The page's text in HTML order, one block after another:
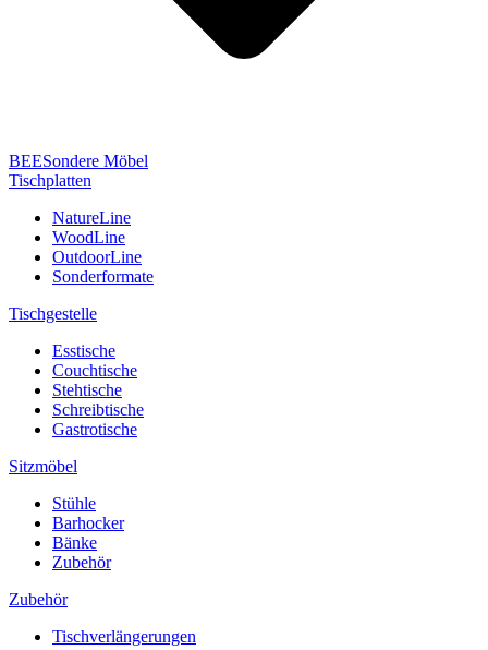
BEESondere Möbel
Tischplatten
NatureLine
WoodLine
OutdoorLine
Sonderformate
Tischgestelle
Esstische
Couchtische
Stehtische
Schreibtische
Gastrotische
Sitzmöbel
Stühle
Barhocker
Bänke
Zubehör
Zubehör
Tischverlängerungen